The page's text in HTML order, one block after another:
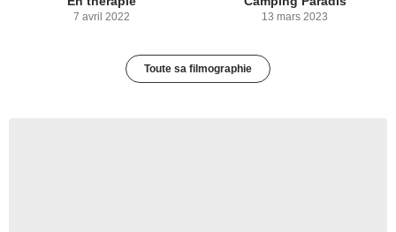
7 avril 2022 13 mars 2023
Toute sa filmographie